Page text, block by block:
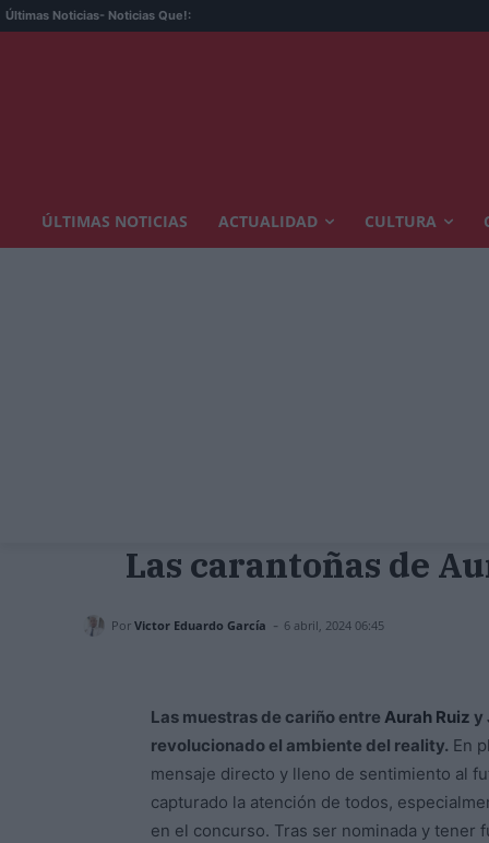
Últimas Noticias- Noticias Que!:
ÚLTIMAS NOTICIAS ACTUALIDAD CULTURA
Las carantoñas de
Por Victor Eduardo García - 6 abril, 2024 06:45
Las muestras de cariño entre Aurah Ruiz y
revolucionado el ambiente del reality. En
mensaje directo y lleno de sentimiento al
capturado la atención de todos,
en el concurso. Tras ser nominada y